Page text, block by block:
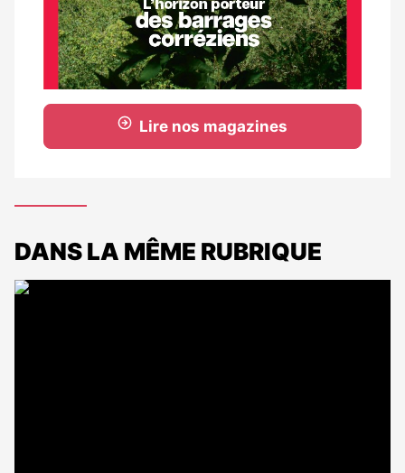
Lire nos magazines
DANS LA MÊME RUBRIQUE